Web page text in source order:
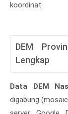
koordinat.
DEM
Lengkap
Data DEM
digabung